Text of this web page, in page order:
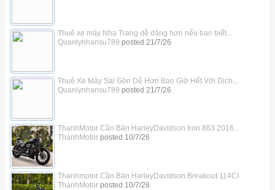
Thuê xe máy Nha Trang dễ dàng hơn nếu bạn biết...
Quanlynhansu789 posted 21/7/26
Thuê Xe Máy Sài Gòn Dễ Hơn Bao Giờ Hết Với Dịch...
Quanlynhansu789 posted 21/7/26
ThanhMotor Cần Bán HarleyDavidson Iron 883 2016...
ThanhMotorposted 10/7/26
Thanhmotor Cần Bán HarleyDavidson Breakout 114CI
ThanhMotorposted 10/7/26